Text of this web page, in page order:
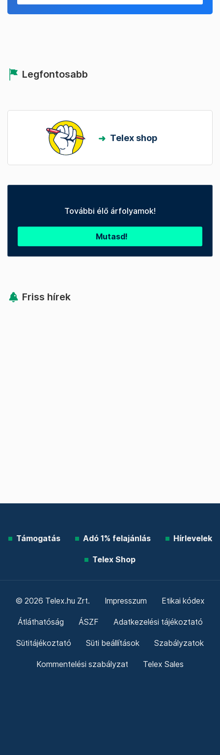
Legfontosabb
Telex shop
További élő árfolyamok!
Mutasd!
Friss hírek
Támogatás Adó 1% felajánlás Hírlevelek
Telex Shop
© 2026 Telex.hu Zrt. Impresszum Etikai kódex
Átláthatóság ÁSZF Adatkezelési tájékoztató
Sütitájékoztató Süti beállítások Szabályzatok
Kommentelési szabályzat Telex Sales